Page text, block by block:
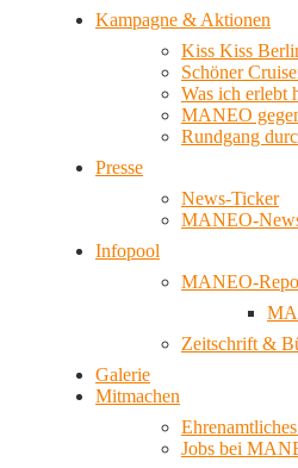
Kampagne & Aktionen
Kiss Kiss
Schöner
Was ich erlebt
MANEO
Rundgang
Presse
News-Ticker
MANEO-
Infopool
MANEO-
Zeitschrift &
Galerie
Mitmachen
Jobs bei